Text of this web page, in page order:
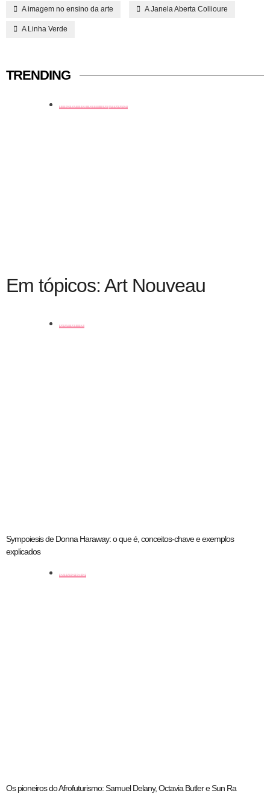
A imagem no ensino da arte A Janela Aberta Collioure
A Linha Verde
TRENDING
história em tópicos
Em tópicos: Art Nouveau
coluna
Sympoiesis de Donna Haraway: o que é, conceitos-chave e exemplos
explicados
artistas
Os pioneiros do Afrofuturismo: Samuel Delany, Octavia Butler e Sun Ra